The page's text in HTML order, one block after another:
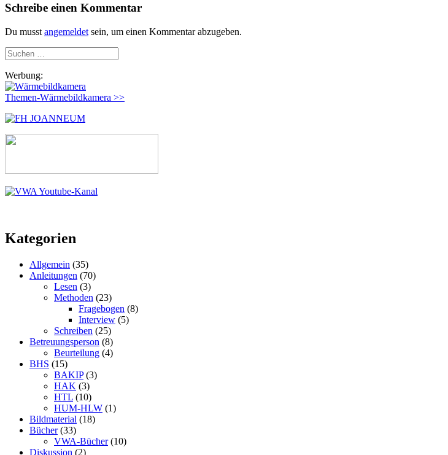
Schreibe einen Kommentar
Du musst angemeldet sein, um einen Kommentar abzugeben.
Suchen
nach:
Werbung:
Themen-Wärmebildkamera >>
Kategorien
Allgemein (35)
Anleitungen (70)
Lesen (3)
Methoden (23)
Fragebogen (8)
Interview (5)
Schreiben (25)
Betreuungsperson (8)
Beurteilung (4)
BHS (15)
BAKIP(3)
HAK (3)
HTL (10)
HUM-HLW (1)
Bildmaterial (18)
Bücher(33)
VWA-Bücher(10)
Diskussion (2)